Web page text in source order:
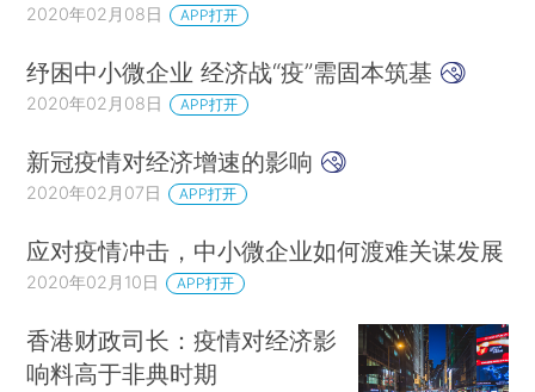
2020年02月08日 APP打开
纾困中小微企业 经济战“疫”需固本筑基
2020年02月08日 APP打开
新冠疫情对经济增速的影响
2020年02月07日 APP打开
应对疫情冲击，中小微企业如何渡难关谋发展
2020年02月10日 APP打开
香港财政司长：疫情对经济影
响料高于非典时期